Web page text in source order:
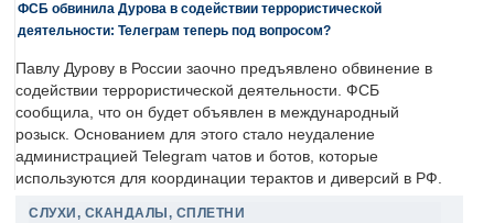
ФСБ обвинила Дурова в содействии террористической
деятельности: Телеграм теперь под вопросом?
Павлу Дурову в России заочно предъявлено обвинение в
содействии террористической деятельности. ФСБ
сообщила, что он будет объявлен в международный
розыск. Основанием для этого стало неудаление
администрацией Telegram чатов и ботов, которые
используются для координации терактов и диверсий в РФ.
СЛУХИ, СКАНДАЛЫ, СПЛЕТНИ